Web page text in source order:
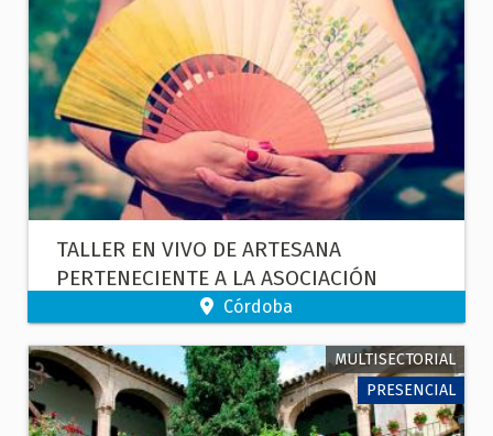
TALLER EN VIVO DE ARTESANA
PERTENECIENTE A LA ASOCIACIÓN
CORDOBESA DE ARTESANOS.
Córdoba
MULTISECTORIAL
PRESENCIAL